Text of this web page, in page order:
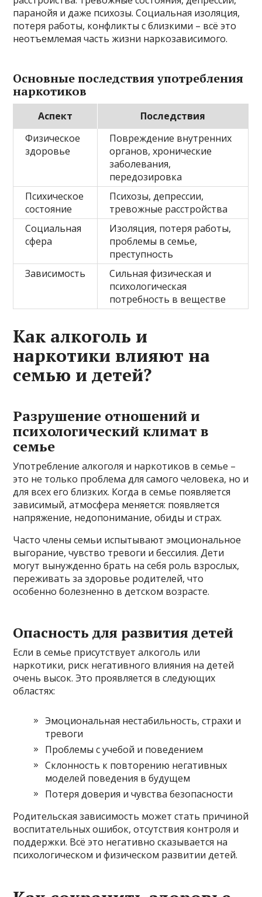
паранойя и даже психозы. Социальная изоляция,
потеря работы, конфликты с близкими – всё это
неотъемлемая часть жизни наркозависимого.
Основные последствия употребления
наркотиков
Аспект
Последствия
Физическое
здоровье
Повреждение внутренних
органов, хронические
заболевания,
передозировка
Психическое
состояние
Психозы, депрессии,
тревожные расстройства
Социальная
сфера
Изоляция, потеря работы,
проблемы в семье,
преступность
Зависимость
Сильная физическая и
психологическая
потребность в веществе
Как алкоголь и
наркотики влияют на
семью и детей?
Разрушение отношений и
психологический климат в
семье
Употребление алкоголя и наркотиков в семье –
это не только проблема для самого человека, но и
для всех его близких. Когда в семье появляется
зависимый, атмосфера меняется: появляется
напряжение, недопонимание, обиды и страх.
Часто члены семьи испытывают эмоциональное
выгорание, чувство тревоги и бессилия. Дети
могут вынужденно брать на себя роль взрослых,
переживать за здоровье родителей, что
особенно болезненно в детском возрасте.
Опасность для развития детей
Если в семье присутствует алкоголь или
наркотики, риск негативного влияния на детей
очень высок. Это проявляется в следующих
областях:
Эмоциональная нестабильность, страхи и
тревоги
Проблемы с учебой и поведением
Склонность к повторению негативных
моделей поведения в будущем
Потеря доверия и чувства безопасности
Родительская зависимость может стать причиной
воспитательных ошибок, отсутствия контроля и
поддержки. Всё это негативно сказывается на
психологическом и физическом развитии детей.